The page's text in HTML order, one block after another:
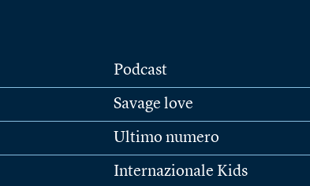
Podcast
Savage love
Ultimo numero
Internazionale Kids